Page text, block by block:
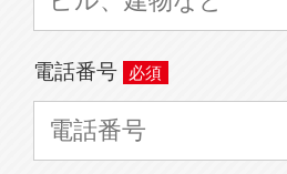
電話番号